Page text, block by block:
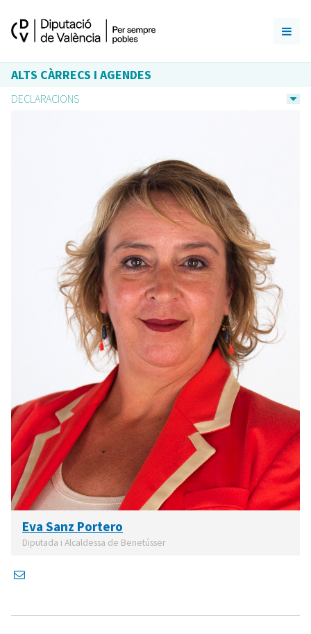
ALTS CÀRRECS I AGENDES
DECLARACIONS
Eva Sanz Portero
Diputada i Alcaldessa de Benetússer